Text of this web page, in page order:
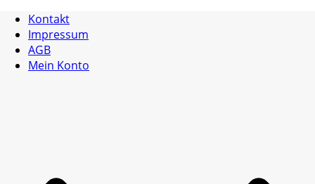
Kontakt
Impressum
AGB
Mein Konto